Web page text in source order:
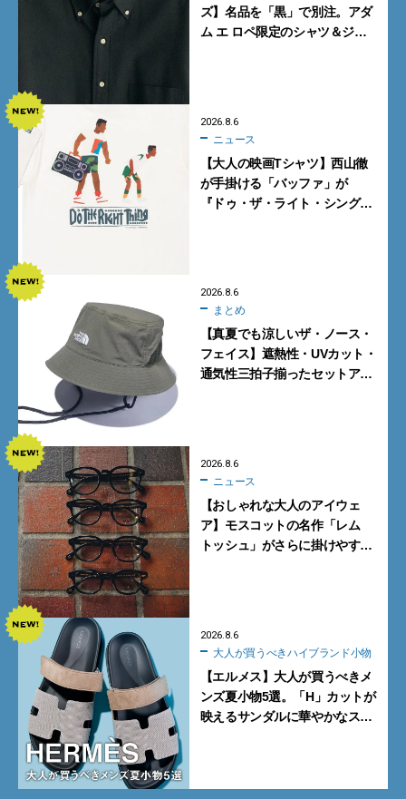
ズ】名品を「黒」で別注。アダ
ム エ ロペ限定のシャツ＆ジャ
2026.8.6
ニュース
【大人の映画Tシャツ】西山徹
が手掛ける「バッファ」が
『ドゥ・ザ・ライト・シング』
2026.8.6
まとめ
【真夏でも涼しいザ・ノース・
フェイス】遮熱性・UVカット・
通気性三拍子揃ったセットアッ
2026.8.6
ニュース
【おしゃれな大人のアイウェ
ア】モスコットの名作「レム
トッシュ」がさらに掛けやす
2026.8.6
大人が買うべきハイブランド小物
【エルメス】大人が買うべきメ
ンズ夏小物5選。「H」カットが
映えるサンダルに華やかなス